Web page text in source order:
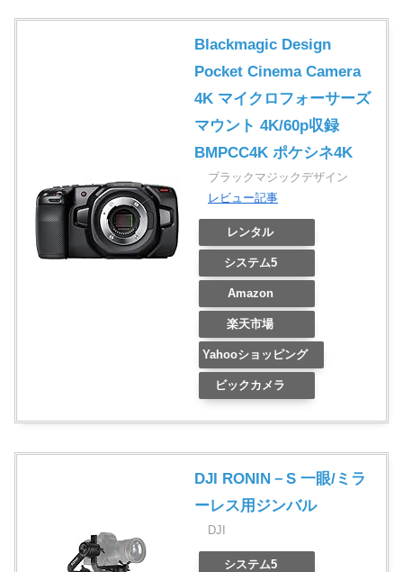
Blackmagic Design
Pocket Cinema Camera
4K マイクロフォーサーズ
マウント 4K/60p収録
BMPCC4K ポケシネ4K
ブラックマジックデザイン
レビュー記事
レンタル
システム5
Amazon
楽天市場
Yahooショッピング
ビックカメラ
DJI RONIN－S 一眼/ミラ
ーレス用ジンバル
DJI
システム5